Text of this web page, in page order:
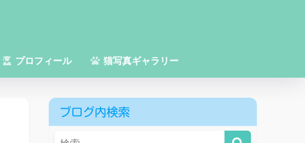
プロフィール 猫写真ギャラリー
ブログ内検索